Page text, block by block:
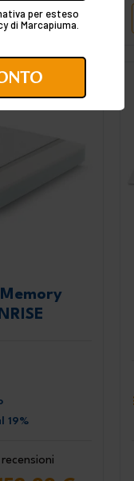
PIÙ
19%
per esteso
di Marcapiuma.